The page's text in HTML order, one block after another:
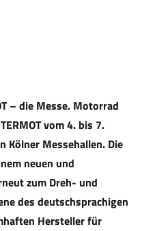
– die Messe. Motorrad
vom 4. bis 7.
Kölner Messehallen. Die
neuen und
zum Dreh- und
des deutschsprachigen
Hersteller für